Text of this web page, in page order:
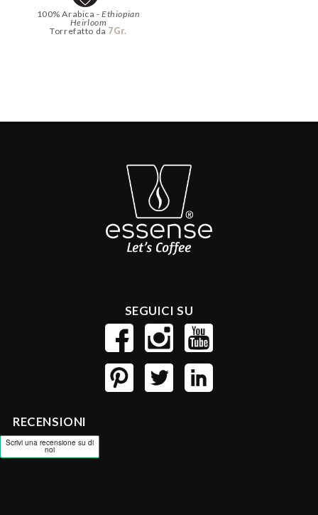
100% Arabica -Ethiopian
Heirloom
Torrefatto da 7Gr.
SEGUICI SU
RECENSIONI